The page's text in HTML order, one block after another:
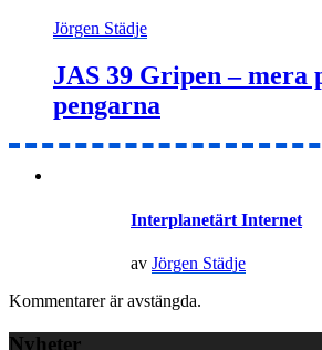
Jörgen Städje
JAS 39 Gripen – mera
pengarna
Interplanetärt Internet
av Jörgen Städje
Kommentarer är avstängda.
Nyheter